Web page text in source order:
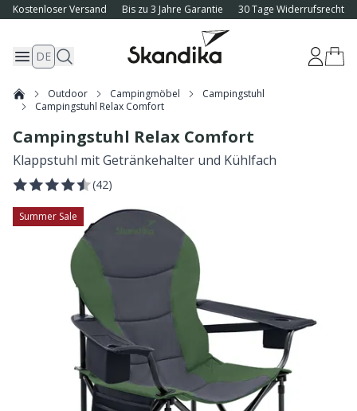
Kostenloser Versand Bis zu 3 Jahre Garantie 30 Tage Widerrufsrecht
DE
Outdoor Campingmöbel
Campingstuhl
Campingstuhl Relax Comfort
Campingstuhl Relax Comfort
Klappstuhl mit Getränkehalter und Kühlfach
(42)
Summer Sale